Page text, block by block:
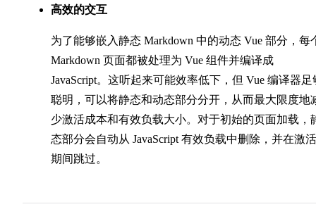
高效的交互
为了能够嵌入静态 Markdown 中的动态 Vue 部分，每
Markdown 页面都被处理为 Vue 组件并编译成
JavaScript。这听起来可能效率低下，但 Vue 编译器足
聪明，可以将静态和动态部分分开，从而最大限度地
少激活成本和有效负载大小。对于初始的页面加载，
态部分会自动从 JavaScript 有效负载中删除，并在激活
期间跳过。